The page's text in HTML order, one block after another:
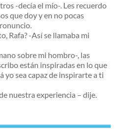
-decía el mío-. Les recuerdo
que doy y en no pocas
Rafa? -Así se llamaba mi
sobre mi hombro-, las
están inspiradas en lo que
yo sea capaz de inspirarte a ti
nuestra experiencia – dije.